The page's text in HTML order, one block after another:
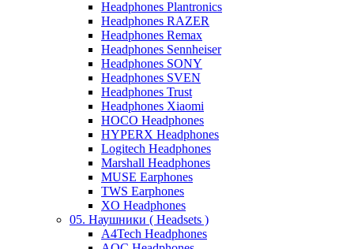
Headphones Plantronics
Headphones RAZER
Headphones Remax
Headphones Sennheiser
Headphones SONY
Headphones SVEN
Headphones Trust
Headphones Xiaomi
HOCO Headphones
HYPERX Headphones
Logitech Headphones
Marshall Headphones
MUSE Earphones
TWS Earphones
XO Headphones
05. Наушники ( Headsets )
A4Tech Headphones